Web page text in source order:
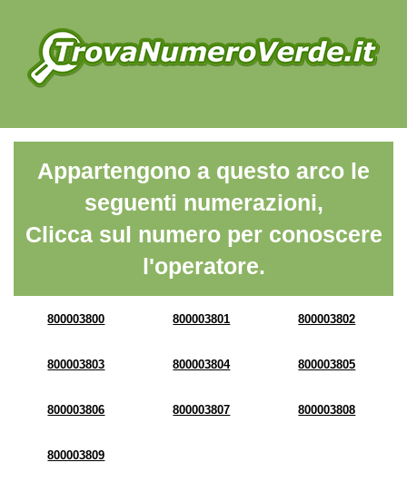
Appartengono a questo arco le
seguenti numerazioni,
Clicca sul numero per conoscere
l'operatore.
800003800 800003801 800003802
800003803 800003804 800003805
800003806 800003807 800003808
800003809